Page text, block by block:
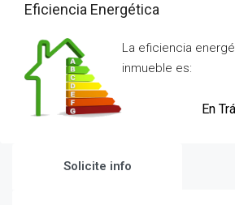
Eficiencia Energética
La eficiencia
inmueble es:
En
Solicite info